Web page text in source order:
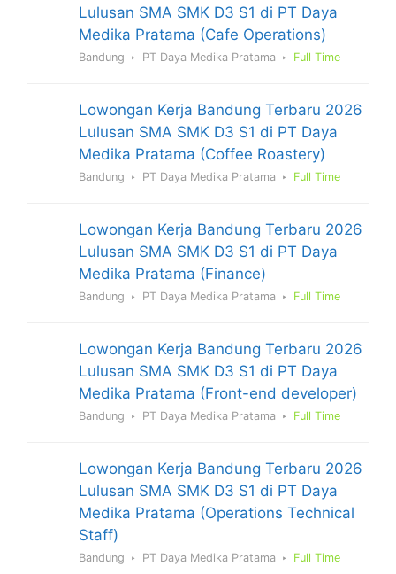
Lulusan SMA SMK D3 S1 di PT Daya
Medika Pratama (Cafe Operations)
Bandung PT Daya Medika Pratama Full Time
Lowongan Kerja Bandung Terbaru 2026
Lulusan SMA SMK D3 S1 di PT Daya
Medika Pratama (Coffee Roastery)
Bandung PT Daya Medika Pratama Full Time
Lowongan Kerja Bandung Terbaru 2026
Lulusan SMA SMK D3 S1 di PT Daya
Medika Pratama (Finance)
Bandung PT Daya Medika Pratama Full Time
Lowongan Kerja Bandung Terbaru 2026
Lulusan SMA SMK D3 S1 di PT Daya
Medika Pratama (Front-end developer)
Bandung PT Daya Medika Pratama Full Time
Lowongan Kerja Bandung Terbaru 2026
Lulusan SMA SMK D3 S1 di PT Daya
Medika Pratama (Operations Technical
Staff)
Bandung PT Daya Medika Pratama Full Time